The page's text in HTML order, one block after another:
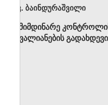
კ. ბაინდურაშვილი
მიმდინარე
დავალიანების